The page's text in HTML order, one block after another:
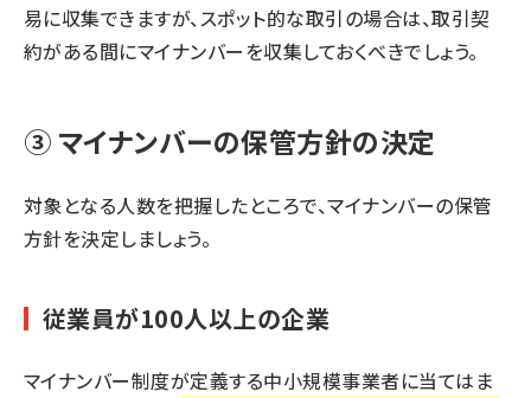
易に収集できますが、スポット的な取引の場合は、取引契
約がある間にマイナンバーを収集しておくべきでしょう。
③ マイナンバーの保管方針の決定
対象となる人数を把握したところで、マイナンバーの保管
方針を決定しましょう。
従業員が100人以上の企業
マイナンバー制度が定義する中小規模事業者に当てはま